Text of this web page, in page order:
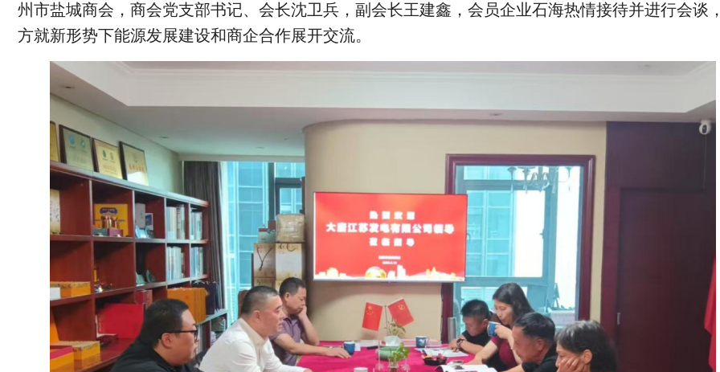
州市盐城商会，商会党支部书记、会长沈卫兵，副会长王建鑫，会员企业石海热情接待并进行会谈
方就新形势下能源发展建设和商企合作展开交流。